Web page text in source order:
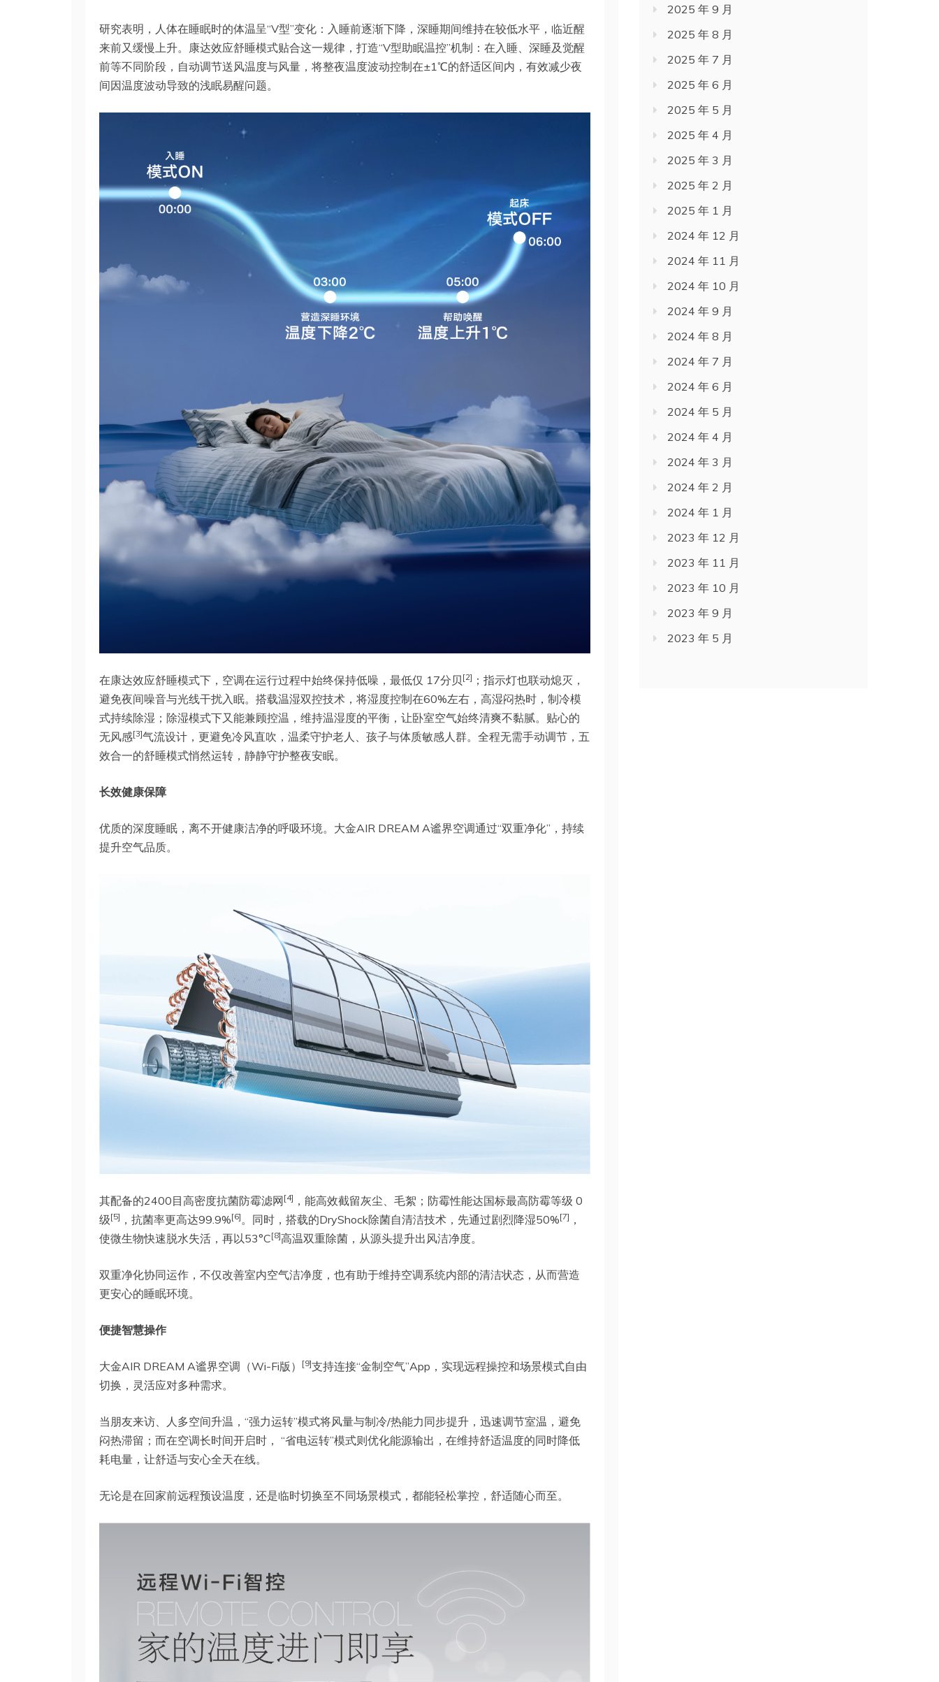
研究表明，人体在睡眠时的体温呈“V型”变化：入睡前逐渐下降，深睡期间维持在较低水平，临近醒
来前又缓慢上升。康达效应舒睡模式贴合这一规律，打造“V型助眠温控”机制：在入睡、深睡及觉醒
前等不同阶段，自动调节送风温度与风量，将整夜温度波动控制在±1℃的舒适区间内，有效减少夜
间因温度波动导致的浅眠易醒问题。
在康达效应舒睡模式下，空调在运行过程中始终保持低噪，最低仅 17分贝 [2] ；指示灯也联动熄灭，
避免夜间噪音与光线干扰入眠。搭载温湿双控技术，将湿度控制在60%左右，高湿闷热时，制冷模
式持续除湿；除湿模式下又能兼顾控温，维持温湿度的平衡，让卧室空气始终清爽不黏腻。贴心的
无风感[3]气流设计，更避免冷风直吹，温柔守护老人、孩子与体质敏感人群。全程无需手动调节，五
效合一的舒睡模式悄然运转，静静守护整夜安眠。
长效健康保障
优质的深度睡眠，离不开健康洁净的呼吸环境。大金AIR DREAM A谧界空调通过“双重净化”，持续
提升空气品质。
其配备的2400目高密度抗菌防霉滤网[4] ，能高效截留灰尘、毛絮；防霉性能达国标最高防霉等级 0
级[5] ，抗菌率更高达99.9%[6]。同时，搭载的DryShock除菌自清洁技术，先通过剧烈降湿50%[7] ，
使微生物快速脱水失活，再以53°C[8]高温双重除菌，从源头提升出风洁净度。
双重净化协同运作，不仅改善室内空气洁净度，也有助于维持空调系统内部的清洁状态，从而营造
更安心的睡眠环境。
便捷智慧操作
大金AIR DREAM A谧界空调（Wi-Fi版） [9]支持连接“金制空气”App，实现远程操控和场景模式自由
切换，灵活应对多种需求。
当朋友来访、人多空间升温，“强力运转”模式将风量与制冷/热能力同步提升，迅速调节室温，避免
闷热滞留；而在空调长时间开启时， “省电运转”模式则优化能源输出，在维持舒适温度的同时降低
耗电量，让舒适与安心全天在线。
无论是在回家前远程预设温度，还是临时切换至不同场景模式，都能轻松掌控，舒适随心而至。
2025 年 9 月
2025 年 8 月
2025 年 7 月
2025 年 6 月
2025 年 5 月
2025 年 4 月
2025 年 3 月
2025 年 2 月
2025 年 1 月
2024 年 12 月
2024 年 11 月
2024 年 10 月
2024 年 9 月
2024 年 8 月
2024 年 7 月
2024 年 6 月
2024 年 5 月
2024 年 4 月
2024 年 3 月
2024 年 2 月
2024 年 1 月
2023 年 12 月
2023 年 11 月
2023 年 10 月
2023 年 9 月
2023 年 5 月